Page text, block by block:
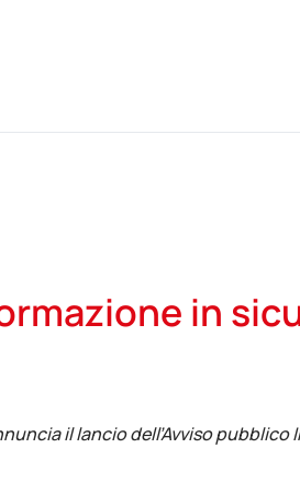
in
il lancio dell’Avviso pubblico